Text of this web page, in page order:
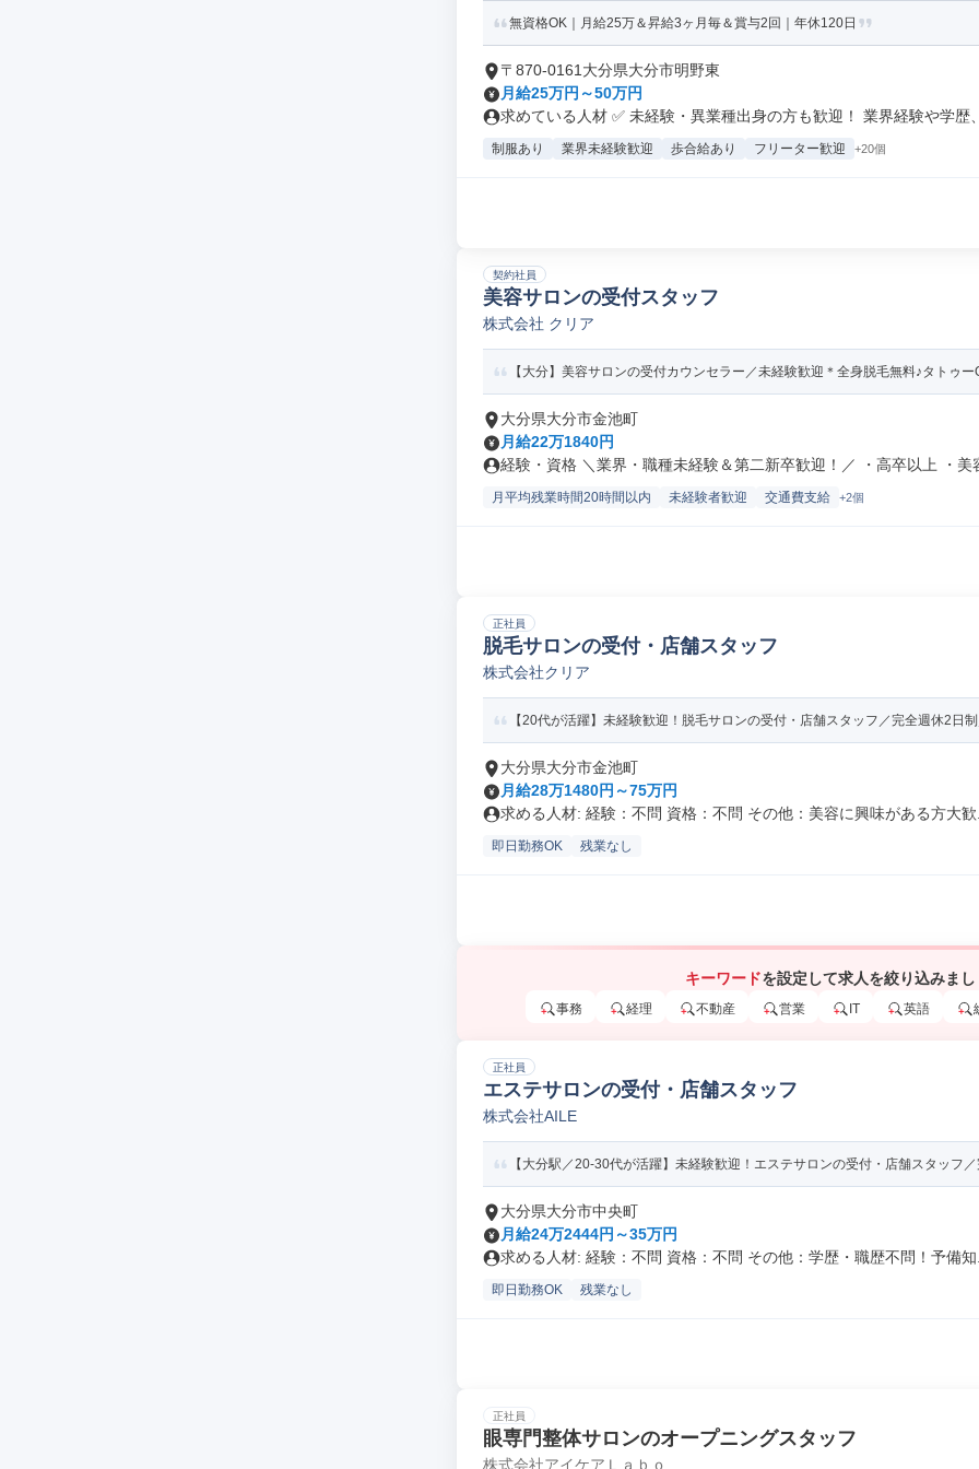
無資格OK｜月給25万＆昇給3ヶ月毎＆賞与2回｜年休120日
〒870-0161大分県大分市明野東
月給25万円～50万円
求めている人材 ✅ 未経験・異業種出身の方も歓迎！ 業界経験や学歴
制服あり 業界未経験歓迎 歩合給あり フリーター歓迎 +20個
契約社員
美容サロンの受付スタッフ
株式会社 クリア
【大分】美容サロンの受付カウンセラー／未経験歓迎＊全身脱毛無料♪タトゥー
大分県大分市金池町
月給22万1840円
経験・資格 ＼業界・職種未経験＆第二新卒歓迎！／ ・高卒以上 ・美
月平均残業時間20時間以内 未経験者歓迎 交通費支給 +2個
正社員
脱毛サロンの受付・店舗スタッフ
株式会社クリア
【20代が活躍】未経験歓迎！脱毛サロンの受付・店舗スタッフ／完全週休2日
大分県大分市金池町
月給28万1480円～75万円
求める人材: 経験：不問 資格：不問 その他：美容に興味がある方大
即日勤務OK 残業なし
キーワードを設定して求人を絞り込みま
事務 経理 不動産 営業 IT 英語
正社員
エステサロンの受付・店舗スタッフ
株式会社AILE
【大分駅／20-30代が活躍】未経験歓迎！エステサロンの受付・店舗スタッフ
大分県大分市中央町
月給24万2444円～35万円
求める人材: 経験：不問 資格：不問 その他：学歴・職歴不問！予備
即日勤務OK 残業なし
正社員
眼専門整体サロンのオープニングスタッフ
株式会社アイケアＬａｂｏ